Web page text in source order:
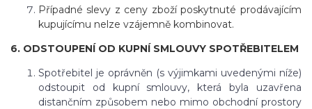
Případné slevy z ceny zboží poskytnuté prodávajícím
kupujícímu nelze vzájemně kombinovat.
6. ODSTOUPENÍ OD KUPNÍ SMLOUVY SPOTŘEBITELEM
Spotřebitel je oprávněn (s výjimkami uvedenými níže)
odstoupit od kupní smlouvy, která byla uzavřena
distančním způsobem nebo mimo obchodní prostory